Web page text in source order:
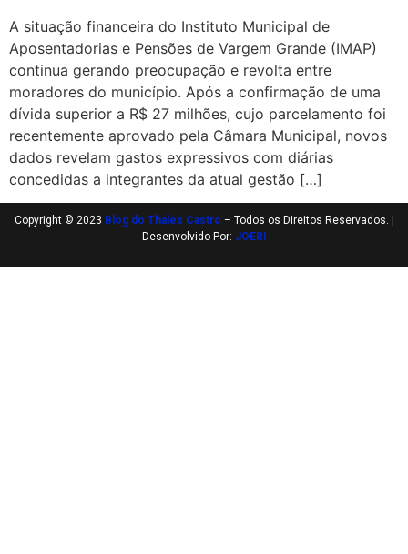
A situação financeira do Instituto Municipal de
Aposentadorias e Pensões de Vargem Grande (IMAP)
continua gerando preocupação e revolta entre
moradores do município. Após a confirmação de uma
dívida superior a R$ 27 milhões, cujo parcelamento foi
recentemente aprovado pela Câmara Municipal, novos
dados revelam gastos expressivos com diárias
concedidas a integrantes da atual gestão […]
Copyright © 2023 Blog do Thales Castro – Todos os Direitos Reservados. |
Desenvolvido Por: JOERI